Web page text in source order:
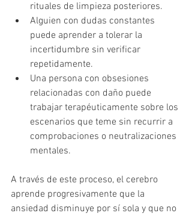
rituales de limpieza posteriores.
Alguien con dudas constantes
puede aprender a tolerar la
incertidumbre sin verificar
repetidamente.
Una persona con obsesiones
relacionadas con daño puede
trabajar terapéuticamente sobre los
escenarios que teme sin recurrir a
comprobaciones o neutralizaciones
mentales.
A través de este proceso, el cerebro
aprende progresivamente que la
ansiedad disminuye por sí sola y que no